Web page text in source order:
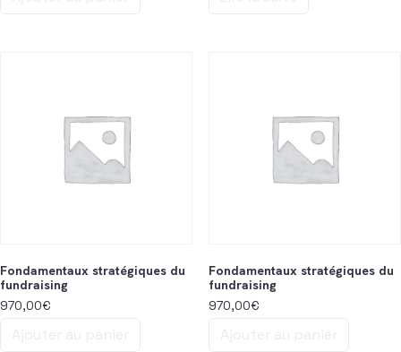
Fondamentaux stratégiques du
fundraising
970,00€
Fondamentaux stratégiques du
fundraising
970,00€